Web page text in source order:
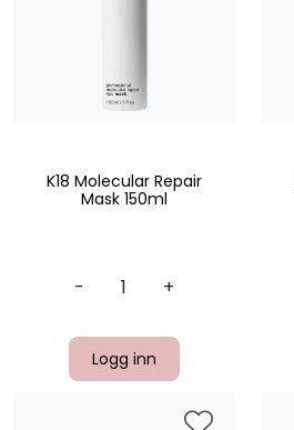
K18 Molecular Repair
Mask 150ml
- +
Logg inn